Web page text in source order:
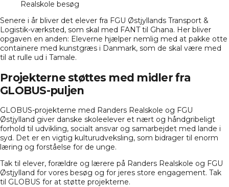
Senere i år bliver det elever fra FGU Østjyllands Transport &
Logistik-værksted, som skal med FANT til Ghana. Her bliver
opgaven en anden: Eleverne hjælper nemlig med at pakke otte
containere med kunstgræs i Danmark, som de skal være med
til at rulle ud i Tamale.
Projekterne støttes med midler fra
GLOBUS-puljen
GLOBUS-projekterne med Randers Realskole og FGU
Østjylland giver danske skoleelever et nært og håndgribeligt
forhold til udvikling, socialt ansvar og samarbejdet med lande i
syd. Det er en vigtig kulturudveksling, som bidrager til enorm
læring og forståelse for de unge.
Tak til elever, forældre og lærere på Randers Realskole og FGU
Østjylland for vores besøg og for jeres store engagement. Tak
til GLOBUS for at støtte projekterne.